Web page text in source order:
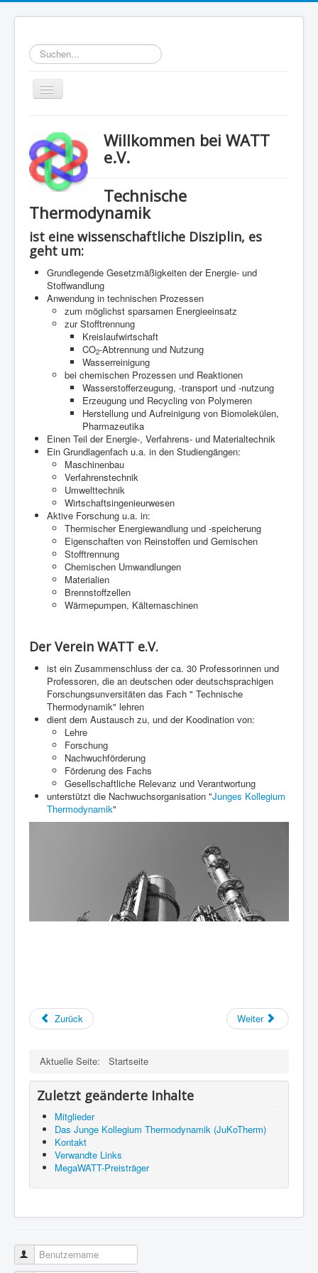
Suchen...
Toggle
Navigation
Ziele
WATT-Mitglieder
MegaWATT-Preisträger
Das Junge Kollegium Thermodynamik (JuKoTherm)
Links
Kontakt
Willkommen bei WATT
e.V.
Technische
Thermodynamik
ist eine wissenschaftliche Disziplin, es
geht um:
Grundlegende Gesetzmäßigkeiten der Energie- und
Stoffwandlung
Anwendung in technischen Prozessen
zum möglichst sparsamen Energieeinsatz
zur Stofftrennung
Kreislaufwirtschaft
CO2-Abtrennung und Nutzung
Wasserreinigung
bei chemischen Prozessen und Reaktionen
Wasserstofferzeugung, -transport und -nutzung
Erzeugung und Recycling von Polymeren
Herstellung und Aufreinigung von Biomolekülen,
Pharmazeutika
Einen Teil der Energie-, Verfahrens- und Materialtechnik
Ein Grundlagenfach u.a. in den Studiengängen:
Maschinenbau
Verfahrenstechnik
Umwelttechnik
Wirtschaftsingenieurwesen
Aktive Forschung u.a. in:
Thermischer Energiewandlung und -speicherung
Eigenschaften von Reinstoffen und Gemischen
Stofftrennung
Chemischen Umwandlungen
Materialien
Brennstoffzellen
Wärmepumpen, Kältemaschinen
Der Verein WATT e.V.
ist ein Zusammenschluss der ca. 30 Professorinnen und
Professoren, die an deutschen oder deutschsprachigen
Forschungsunversitäten das Fach " Technische
Thermodynamik" lehren
dient dem Austausch zu, und der Koodination von:
Lehre
Forschung
Nachwuchförderung
Förderung des Fachs
Gesellschaftliche Relevanz und Verantwortung
unterstützt die Nachwuchsorganisation "Junges Kollegium
Thermodynamik"
Zurück Weiter
Aktuelle Seite: Startseite
Zuletzt geänderte Inhalte
Mitglieder
Das Junge Kollegium Thermodynamik (JuKoTherm)
Kontakt
Verwandte Links
MegaWATT-Preisträger
Benutzername